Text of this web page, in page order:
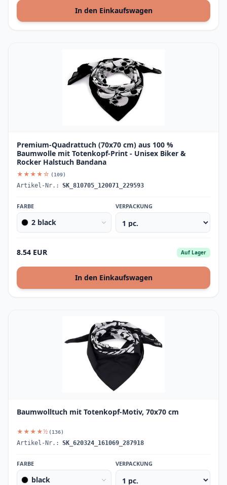
In den Einkaufswagen
Premium-Quadrattuch (70x70 cm) aus 100 %
Baumwolle mit Totenkopf-Print - Unisex Biker &
Rocker Halstuch Bandana
★★★★☆ (109)
Artikel-Nr.: SK_810705_120071_229593
FARBE
2 black
VERPACKUNG
8.54 EUR Auf Lager
In den Einkaufswagen
Baumwolltuch mit Totenkopf-Motiv, 70x70 cm
★★★★½ (136)
Artikel-Nr.: SK_620324_161069_287918
FARBE
black
VERPACKUNG